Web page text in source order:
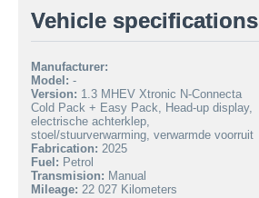
Vehicle specifications
Manufacturer:
Model: -
Version: 1.3 MHEV Xtronic N-Connecta
Cold Pack + Easy Pack, Head-up display,
electrische achterklep,
stoel/stuurverwarming, verwarmde voorruit
Fabrication: 2025
Fuel: Petrol
Transmision: Manual
Mileage: 22 027 Kilometers